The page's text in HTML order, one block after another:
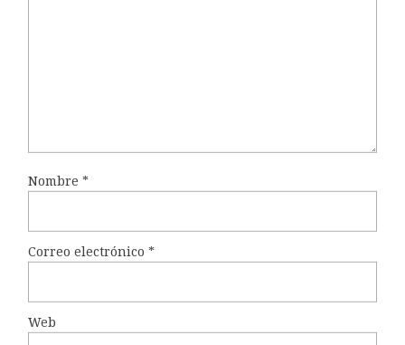
Nombre *
Correo electrónico *
Web